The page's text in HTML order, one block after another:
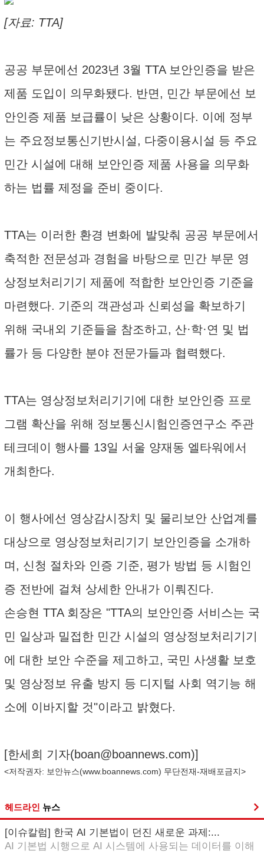
[자료: TTA]
공공 부문에선 2023년 3월 TTA 보안인증을 받은
제품 도입이 의무화됐다. 반면, 민간 부문에선 보
안인증 제품 보급률이 낮은 상황이다. 이에 정부
는 주요정보통신기반시설, 다중이용시설 등 주요
민간 시설에 대해 보안인증 제품 사용을 의무화
하는 법률 제정을 준비 중이다.
TTA는 이러한 환경 변화에 발맞춰 공공 부문에서
축적한 전문성과 경험을 바탕으로 민간 부문 영
상정보처리기기 제품에 적합한 보안인증 기준을
마련했다. 기준의 객관성과 신뢰성을 확보하기
위해 국내외 기준들을 참조하고, 산·학·연 및 법
률가 등 다양한 분야 전문가들과 협력했다.
TTA는 영상정보처리기기에 대한 보안인증 프로
그램 확산을 위해 정보통신시험인증연구소 주관
테크데이 행사를 13일 서울 양재동 엘타워에서
개최한다.
이 행사에선 영상감시장치 및 물리보안 산업계를
대상으로 영상정보처리기기 보안인증을 소개하
며, 신청 절차와 인증 기준, 평가 방법 등 시험인
증 전반에 걸쳐 상세한 안내가 이뤄진다.
손승현 TTA 회장은 "TTA의 보안인증 서비스는 국
민 일상과 밀접한 민간 시설의 영상정보처리기기
에 대한 보안 수준을 제고하고, 국민 사생활 보호
및 영상정보 유출 방지 등 디지털 사회 역기능 해
소에 이바지할 것"이라고 밝혔다.
[한세희 기자(boan@boannews.com)]
<저작권자: 보안뉴스(www.boannews.com) 무단전재-재배포금지>
헤드라인 뉴스
[이슈칼럼] 한국 AI 기본법이 던진 새로운 과제:...
AI 기본법 시행으로 AI 시스템에 사용되는 데이터를 이해